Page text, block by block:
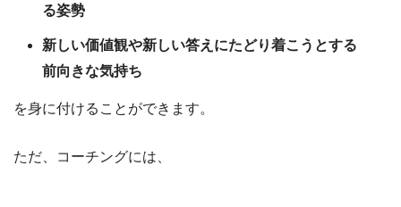
る姿勢
新しい価値観や新しい答えにたどり着こうとする
前向きな気持ち
を身に付けることができます。
ただ、コーチングには、